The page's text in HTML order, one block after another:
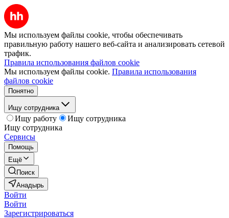
Мы используем файлы cookie, чтобы обеспечивать
правильную работу нашего веб-сайта и анализировать сетевой
трафик.
Правила использования файлов cookie
Мы используем файлы cookie. Правила использования
файлов cookie
Понятно
Ищу сотрудника
Ищу работу
Ищу сотрудника
Ищу сотрудника
Сервисы
Помощь
Ещё
Поиск
Анадырь
Войти
Войти
Зарегистрироваться